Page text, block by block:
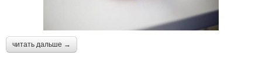
читать дальше →